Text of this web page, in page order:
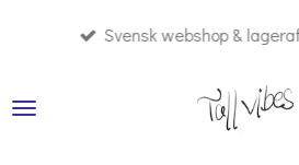
Svensk webshop &